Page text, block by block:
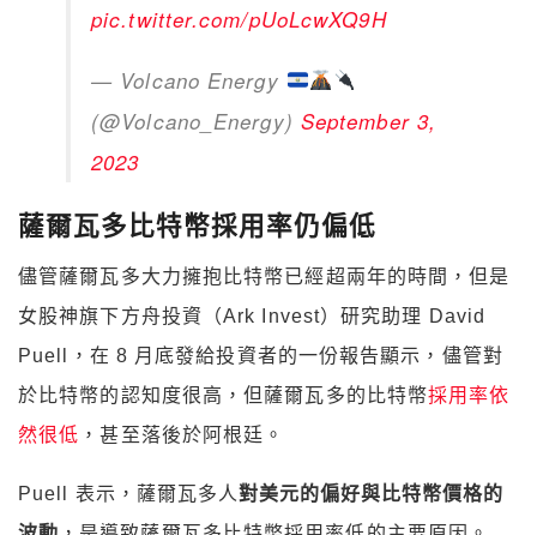
pic.twitter.com/pUoLcwXQ9H
— Volcano Energy
(@Volcano_Energy) September 3,
2023
薩爾瓦多比特幣採用率仍偏低
儘管薩爾瓦多大力擁抱比特幣已經超兩年的時間，但是
女股神旗下方舟投資（Ark Invest）研究助理 David
Puell，在 8 月底發給投資者的一份報告顯示，儘管對
於比特幣的認知度很高，但薩爾瓦多的比特幣採用率依
然很低 ，甚至落後於阿根廷。
Puell 表示，薩爾瓦多人對美元的偏好與比特幣價格的